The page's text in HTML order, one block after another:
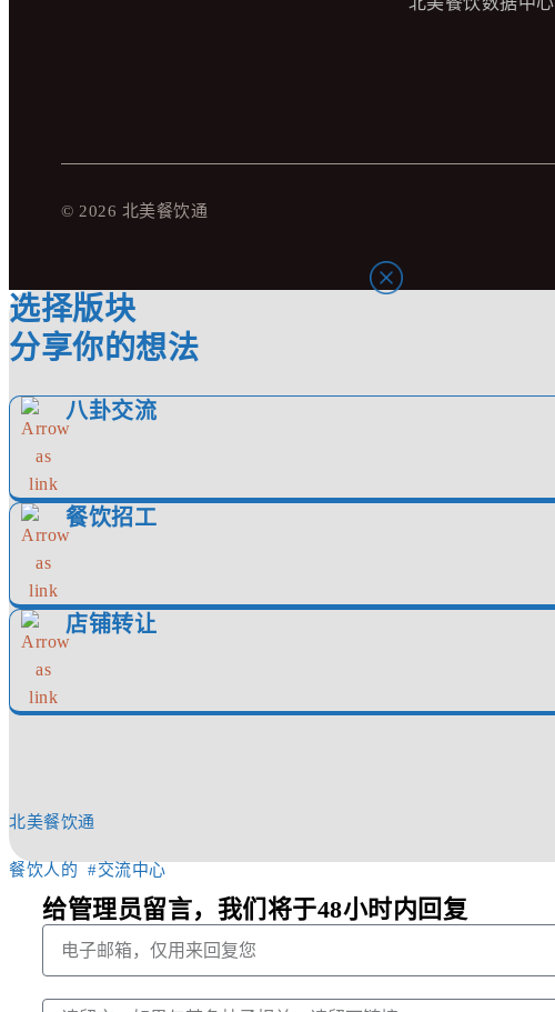
© 2026 北美餐饮通
选择版块
分享你的想法
八卦交流
餐饮招工
店铺转让
北美餐饮通
餐饮人的 #交流中心
给管理员留言，我们将于48小时内回复